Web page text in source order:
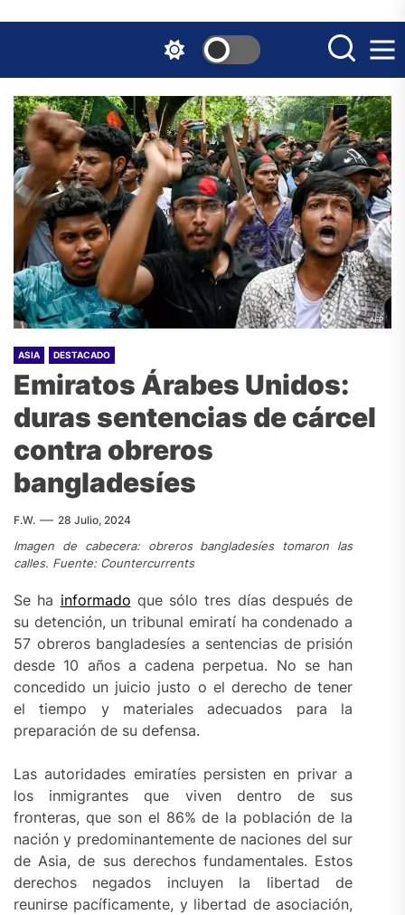
the
content
ASIA DESTACADO
Emiratos Árabes Unidos:
duras sentencias de cárcel
contra obreros
bangladesíes
F.W. 28 Julio, 2024
Imagen de cabecera: obreros bangladesíes tomaron las
calles. Fuente: Countercurrents
Se ha informado que sólo tres días después de
su detención, un tribunal emiratí ha condenado a
57 obreros bangladesíes a sentencias de prisión
desde 10 años a cadena perpetua. No se han
concedido un juicio justo o el derecho de tener
el tiempo y materiales adecuados para la
preparación de su defensa.
Las autoridades emiratíes persisten en privar a
los inmigrantes que viven dentro de sus
fronteras, que son el 86% de la población de la
nación y predominantemente de naciones del sur
de Asia, de sus derechos fundamentales. Estos
derechos negados incluyen la libertad de
reunirse pacíficamente, y libertad de asociación,